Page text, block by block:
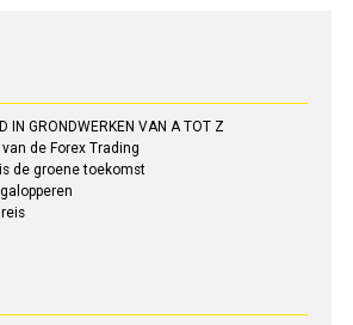
IN GRONDWERKEN VAN A TOT Z
de Forex Trading
de groene toekomst